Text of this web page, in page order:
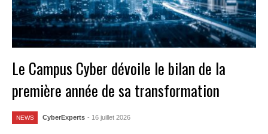
Le Campus Cyber dévoile le bilan de la
première année de sa transformation
NEWS CyberExperts - 16 juillet 2026